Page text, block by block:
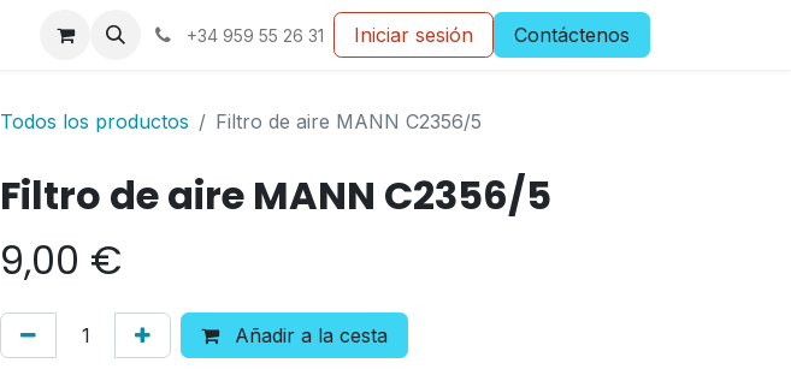
+34 959 55 26 31 Iniciar sesión Contáctenos
Todos los productos Filtro de aire MANN C2356/5
Filtro de aire MANN C2356/5
9,00 €
Añadir a la cesta